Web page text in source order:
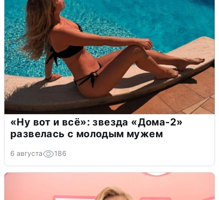
«Ну вот и всё»: звезда «Дома-2»
развелась с молодым мужем
6 августа 186